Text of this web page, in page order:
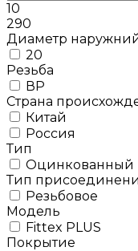
10
290
Диаметр
20
Резьба
ВР
Страна
Китай
Россия
Тип
Оцинкованный
Тип
Резьбовое
Модель
Fittex PLUS
Покрытие